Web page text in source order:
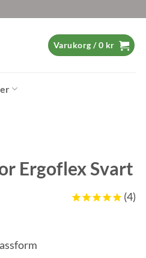
Varukorg /0 kr
Ergoflex Svart
4